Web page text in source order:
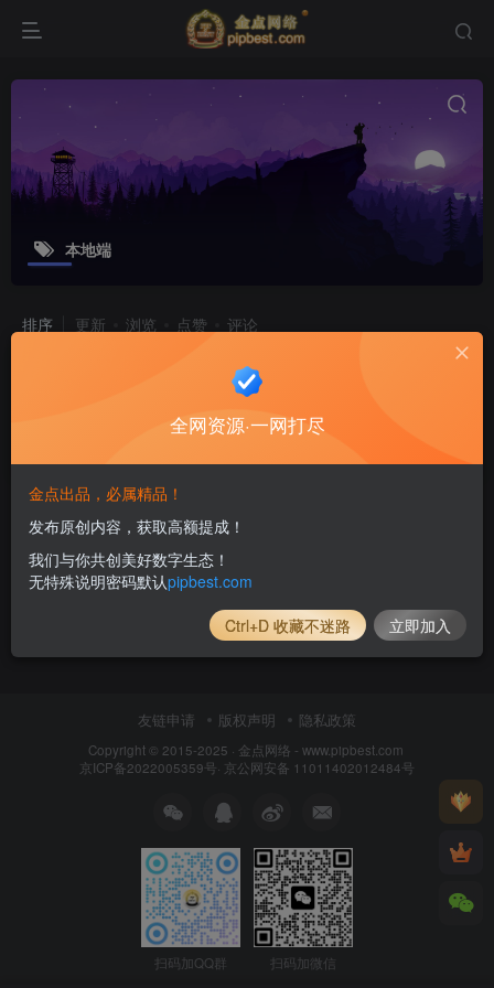
本地端
排序 更新 浏览 点赞 评论
传奇手游【沙巴克本地端】最新整理
WIN一键即玩服务端_本地注册验证_天
龙皓月套
游戏源码
友链申请 版权声明 隐私政策
Copyright © 2015-2025 · 金点网络 - www.pipbest.com
京ICP备2022005359号· 京公网安备 11011402012484号
扫码加QQ群 扫码加微信
全网资源·一网打尽
金点出品，必属精品！
发布原创内容，获取高额提成！
我们与你共创美好数字生态！
无特殊说明密码默认pipbest.com
Ctrl+D 收藏不迷路 立即加入